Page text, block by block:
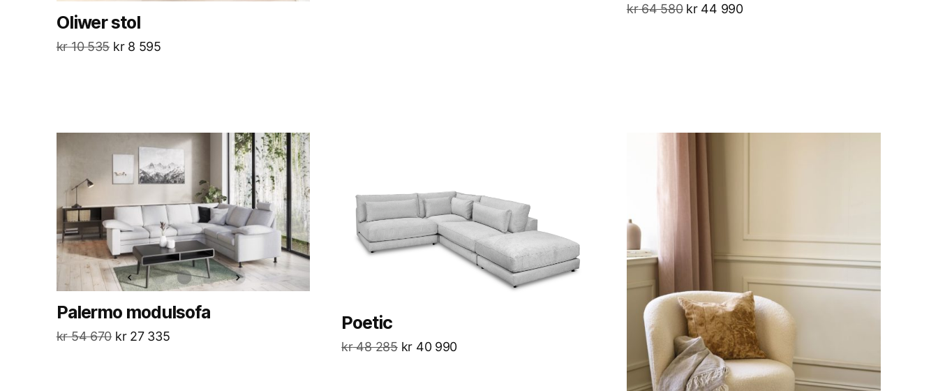
Oliwer stol
kr10 535 kr8 595
kr64 580 kr44 990
Palermo modulsofa
kr54 670 kr27 335
Poetic
kr48 285 kr 40 990